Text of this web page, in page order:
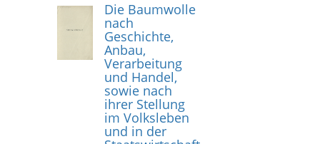
Die Baumwolle
nach
Geschichte,
Anbau,
Verarbeitung
und Handel,
sowie nach
ihrer Stellung
im Volksleben
und in der